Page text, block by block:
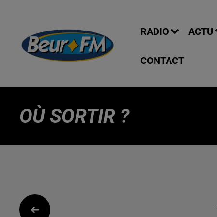
RADIO ACTU
CONTACT
OÙ SORTIR ?